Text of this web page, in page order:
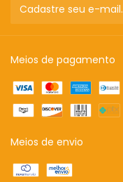
Meios de pagamento
Meios de envio